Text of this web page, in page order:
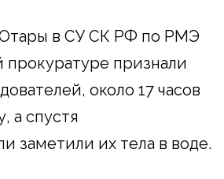
Отары в СУ СК РФ по РМЭ
прокуратуре признали
около 17 часов
а спустя
заметили их тела в воде.